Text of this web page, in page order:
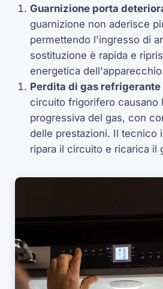
Guarnizione porta
guarnizione non aderisce
permettendo l'ingresso di
sostituzione è rapida e
energetica
Perdita di gas refrigerante
circuito frigorifero causano
progressiva del gas, con
delle prestazioni. Il tecnico
ripara il circuito e ricarica il